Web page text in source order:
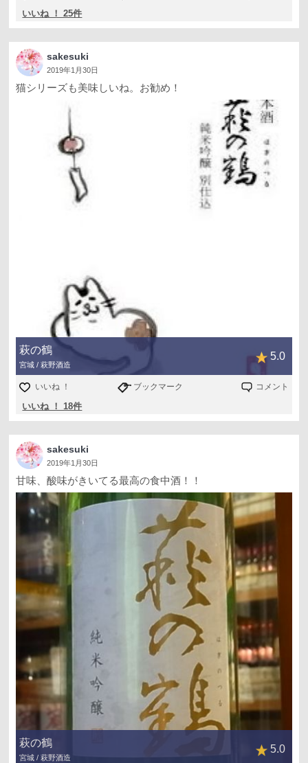
いいね ！ 25件
sakesuki
2019年1月30日
猫シリーズも美味しいね。お勧め！
萩の鶴
宮城 / 萩野酒造
5.0
いいね ！ ブックマーク コメント
いいね ！ 18件
sakesuki
2019年1月30日
甘味、酸味がきいてる最高の食中酒！！
萩の鶴
宮城 / 萩野酒造
5.0